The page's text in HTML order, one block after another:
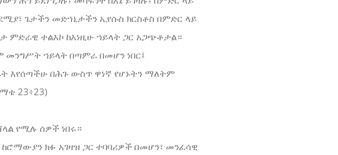
ጌታችን መድኀኒታችን ኢየሱስ ክርስቶስ በምድር ላይ
ምድራዊ ተልእኮ ከእነዚሁ ኀይላት ጋር አጋጭቶታል።
መንግሥት ኀይላት በጣምራ በመሆን ነበር፤
እየሰጣችሁ በሕጉ ውስጥ ዋነኛ የሆኑትን ማለትም
23፥23)
የሚሉ ሰዎች ነበሩ።
ክፉ አገዛዝ ጋር ተባባሪዎች በመሆን፣ መንፈሳዊ